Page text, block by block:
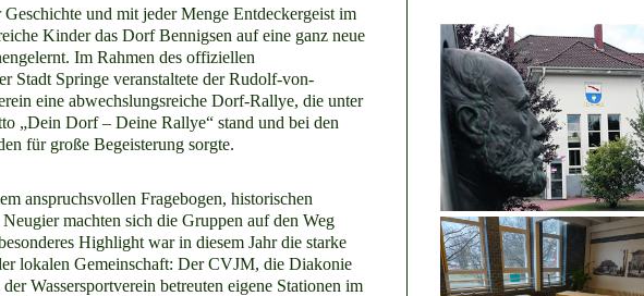
und mit jeder Menge Entdeckergeist im
Kinder das Dorf Bennigsen auf eine ganz neue
Im Rahmen des offiziellen
Stadt Springe veranstaltete der Rudolf-von-
eine abwechslungsreiche Dorf-Rallye, die unter
„Dein Dorf – Deine Rallye“ stand und bei den
für große Begeisterung sorgte.
anspruchsvollen Fragebogen, historischen
machten sich die Gruppen auf den Weg
Highlight war in diesem Jahr die starke
lokalen Gemeinschaft: Der CVJM, die Diakonie
Wassersportverein betreuten eigene Stationen im